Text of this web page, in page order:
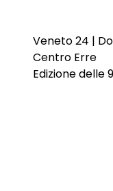
Veneto 24 |
Centro Erre
Edizione delle